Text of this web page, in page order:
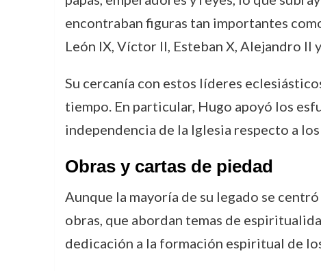
encontraban figuras tan importantes
León IX, Víctor II, Esteban X, Alejandro II
Su cercanía con estos líderes
tiempo. En particular, Hugo apoyó los
independencia de la Iglesia respecto a
Obras y cartas de piedad
Aunque la mayoría de su legado se
obras, que abordan temas de
dedicación a la formación espiritual de